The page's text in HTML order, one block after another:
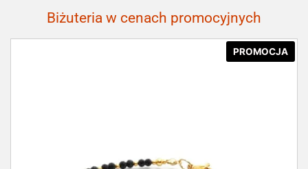
Biżuteria w cenach promocyjnych
PROMOCJA